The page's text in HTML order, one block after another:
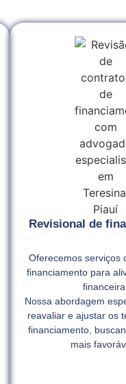
Revisional de
Oferecemos serviços
financiamento para
financeira.
Nossa abordagem
reavaliar e ajustar os
financiamento,
mais